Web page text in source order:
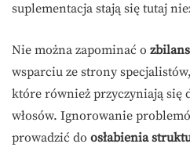
suplementacja stają się tutaj
Nie można zapominać o
wsparciu ze strony
które również przyczyniają się
włosów. Ignorowanie
prowadzić do osłabienia